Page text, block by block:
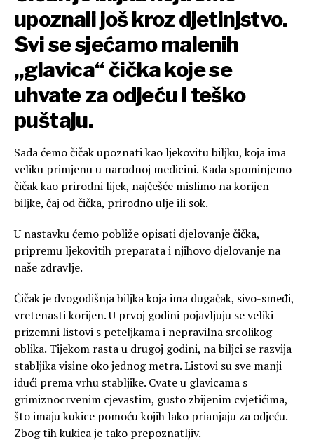
upoznali još kroz djetinjstvo.
Svi se sjećamo malenih
„glavica“ čička koje se
uhvate za odjeću i teško
puštaju.
Sada ćemo čičak upoznati kao ljekovitu biljku, koja ima
veliku primjenu u narodnoj medicini. Kada spominjemo
čičak kao prirodni lijek, najčešće mislimo na korijen
biljke, čaj od čička, prirodno ulje ili sok.
U nastavku ćemo pobliže opisati djelovanje čička,
pripremu ljekovitih preparata i njihovo djelovanje na
naše zdravlje.
Čičak je dvogodišnja biljka koja ima dugačak, sivo-smeđi,
vretenasti korijen. U prvoj godini pojavljuju se veliki
prizemni listovi s peteljkama i nepravilna srcolikog
oblika. Tijekom rasta u drugoj godini, na biljci se razvija
stabljika visine oko jednog metra. Listovi su sve manji
idući prema vrhu stabljike. Cvate u glavicama s
grimiznocrvenim cjevastim, gusto zbijenim cvjetićima,
što imaju kukice pomoću kojih lako prianjaju za odjeću.
Zbog tih kukica je tako prepoznatljiv.